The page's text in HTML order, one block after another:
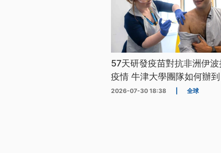
57天研發疫苗對抗非洲伊
疫情 牛津大學團隊如何辦
2026-07-30 18:38 全球